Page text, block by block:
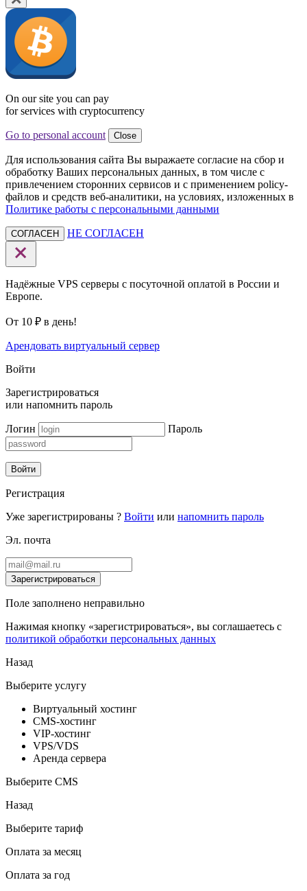
On our site you can pay
for services with cryptocurrency
Go to personal account Close
Для использования сайта Вы выражаете согласие на сбор и
обработку Ваших персональных данных, в том числе с
привлечением сторонних сервисов и с применением policy-
файлов и средств веб-аналитики, на условиях, изложенных в
Политике работы с персональными данными
СОГЛАСЕН НЕ СОГЛАСЕН
Надёжные VPS серверы с посуточной оплатой в России и
Европе.
От 10 ₽ в день!
Арендовать виртуальный сервер
Войти
Зарегистрироваться
или напомнить пароль
Логин Пароль
Войти
Регистрация
Уже зарегистрированы ? Войти или напомнить пароль
Эл. почта
Зарегистрироваться
Поле заполнено неправильно
Нажимая кнопку «зарегистрироваться», вы соглашаетесь с
политикой обработки персональных данных
Назад
Выберите услугу
Виртуальный хостинг
CMS-хостинг
VIP-хостинг
VPS/VDS
Аренда сервера
Выберите CMS
Назад
Выберите тариф
Оплата за месяц
Оплата за год